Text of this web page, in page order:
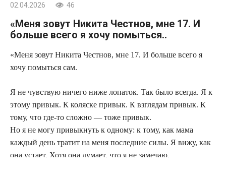
02.04.2026 46
«Меня зовут Никита Честнов, мне 17. И
больше всего я хочу помыться..
«Меня зовут Никита Честнов, мне 17. И больше всего я
хочу помыться сам.
Я не чувствую ничего ниже лопаток. Так было всегда. Я к
этому привык. К коляске привык. К взглядам привык. К
тому, что где-то сложно — тоже привык.
Но я не могу привыкнуть к одному: к тому, как мама
каждый день тратит на меня последние силы. Я вижу, как
она устает. Хотя она думает, что я не замечаю.